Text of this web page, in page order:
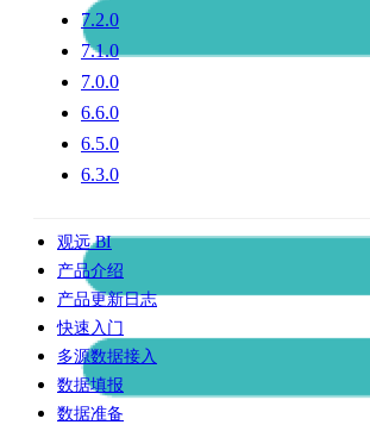
7.2.0
7.1.0
7.0.0
6.6.0
6.5.0
6.3.0
观远 BI
产品介绍
产品更新日志
快速入门
多源数据接入
数据填报
数据准备